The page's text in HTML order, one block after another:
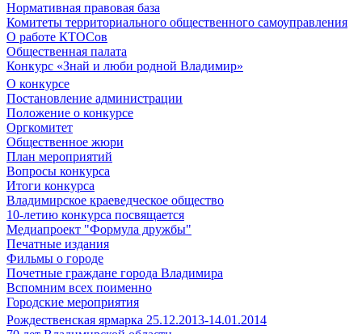
Нормативная правовая база
Комитеты территориального общественного самоуправления
О работе КТОСов
Общественная палата
Конкурс «Знай и люби родной Владимир»
О конкурсе
Постановление администрации
Положение о конкурсе
Оргкомитет
Общественное жюри
План мероприятий
Вопросы конкурса
Итоги конкурса
Владимирское краеведческое общество
10-летию конкурса посвящается
Медиапроект "Формула дружбы"
Печатные издания
Фильмы о городе
Почетные граждане города Владимира
Вспомним всех поименно
Городские мероприятия
Рождественская ярмарка 25.12.2013-14.01.2014